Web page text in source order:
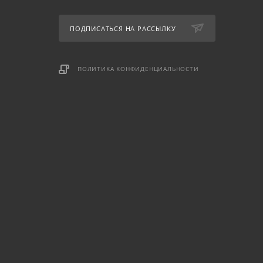
ПОДПИСАТЬСЯ НА РАССЫЛКУ
ПОЛИТИКА КОНФИДЕНЦИАЛЬНОСТИ